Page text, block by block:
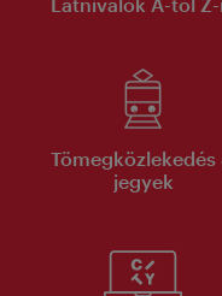
Látnivalók A-tól
Tömegközlekedés
jegyek